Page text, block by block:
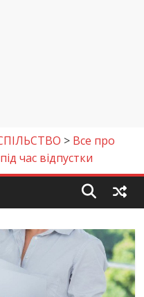
> Все про
час відпустки